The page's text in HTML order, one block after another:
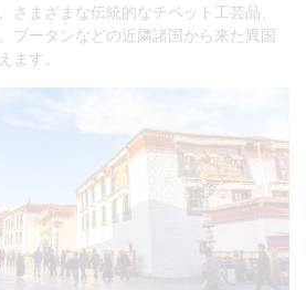
さまざまな伝統的なチベット工芸品、
ブータンなどの近隣諸国から来た異国
ます。